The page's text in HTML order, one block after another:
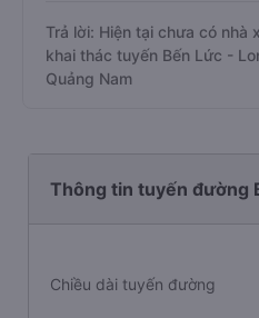
Trả lời: Hiện tại chưa có nhà
khai thác tuyến Bến Lức -
Quảng Nam
Thông tin tuyến đường
Chiều dài tuyến đường